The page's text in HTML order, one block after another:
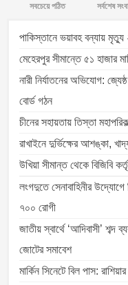
সবচেয়ে পঠিত সর্বশেষ
পাকিস্তানে ভয়াবহ বন্যায়
মেহেরপুর সীমান্তে ৫১ হাজার
নারী নির্যাতনের অভিযোগ:
বোর্ড গঠন
চীনের সহায়তায় তিস্তা
রাখাইনে দুর্ভিক্ষের আশঙ্কা,
উখিয়া সীমান্ত থেকে বিজিবি
লংগদুতে সেনাবাহিনীর উদ্যোগে
৭০০ রোগী
জাতীয় স্বার্থে ‘আদিবাসী’ শব্দ
জোটের সমাবেশ
মার্কিন সিনেটে বিল পাস: